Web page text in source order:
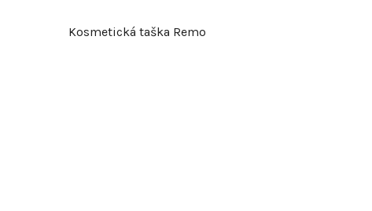
Kosmetická taška Remo